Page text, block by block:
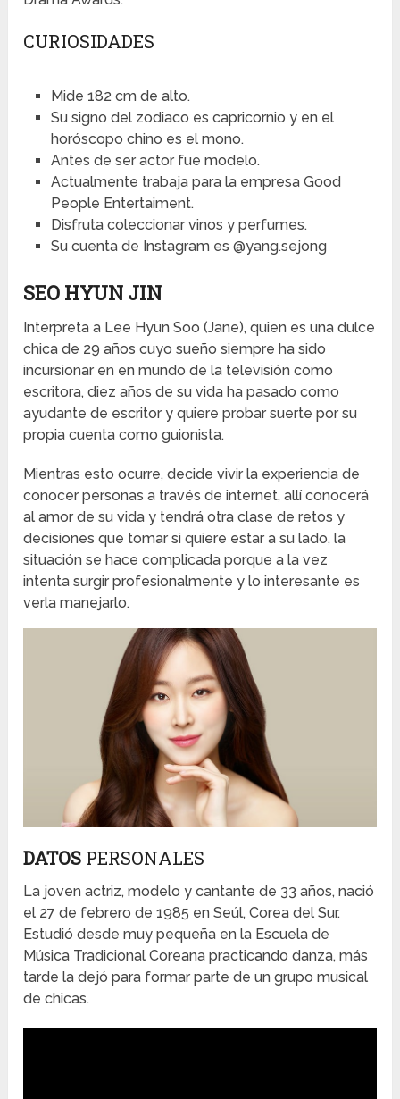
CURIOSIDADES
Mide 182 cm de alto.
Su signo del zodiaco es capricornio y en el
horóscopo chino es el mono.
Antes de ser actor fue modelo.
Actualmente trabaja para la empresa Good
People Entertaiment.
Disfruta coleccionar vinos y perfumes.
Su cuenta de Instagram es @yang.sejong
SEO HYUN JIN
Interpreta a Lee Hyun Soo (Jane), quien es una dulce
chica de 29 años cuyo sueño siempre ha sido
incursionar en en mundo de la televisión como
escritora, diez años de su vida ha pasado como
ayudante de escritor y quiere probar suerte por su
propia cuenta como guionista.
Mientras esto ocurre, decide vivir la experiencia de
conocer personas a través de internet, allí conocerá
al amor de su vida y tendrá otra clase de retos y
decisiones que tomar si quiere estar a su lado, la
situación se hace complicada porque a la vez
intenta surgir profesionalmente y lo interesante es
verla manejarlo.
DATOS PERSONALES
La joven actriz, modelo y cantante de 33 años, nació
el 27 de febrero de 1985 en Seúl, Corea del Sur.
Estudió desde muy pequeña en la Escuela de
Música Tradicional Coreana practicando danza, más
tarde la dejó para formar parte de un grupo musical
de chicas.